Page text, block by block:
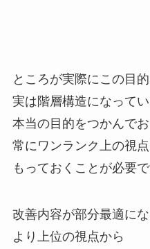
ところが実際にこの目
実は階層構造になって
本当の目的をつかんで
常にワンランク上の視
もっておくことが必要
改善内容が部分最適に
より上位の視点から